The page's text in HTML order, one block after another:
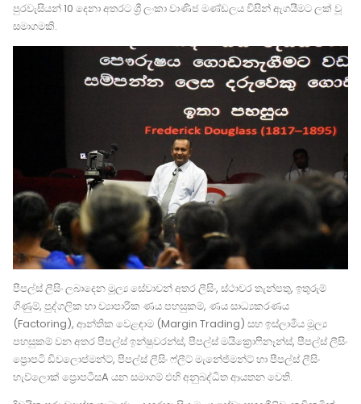
පුරවැසියන් 10 දෙනා අතරට ශ්‍රී ලංකා වාණිජ මණ්ඩලය විසින් ඇගයීමට ලක් වූ
සමාගමකි.
පීපල්ස් ලීසිං ලබාදෙන මූල්‍ය සේවාවන් අතර ලීසිං, ස්ථාවර තැන්පතු, ඉතුරුම්
ගිණුම්, පුද්ගලික හා ව්‍යාපාරික ණය පහසුකම්, ණය සාධ්‍යකරණය
(Factoring), ආන්තික වෙළඳාම (Margin Trading) සහ ඉස්ලාමීය මූල්‍ය
පහසුකම් වන අතර පීපල්ස් ඉන්ෂුවරන්ස්, පීපල්ස් මයික්‍රොෆිනෑන්ස්, පීපල්ස් ලීසිං
ප්‍රොපටි ඩිවලොප්මන්ට්, පීපල්ස් ලීසිං ෆ්ලීට් මැනේජ්මන්ට් හා පීපල්ස් ලීසිං
හැව්ලොක් ප්‍රොපටීසA යන සමාගම් එහි අනුබද්ධිත ආයතන වෙති.